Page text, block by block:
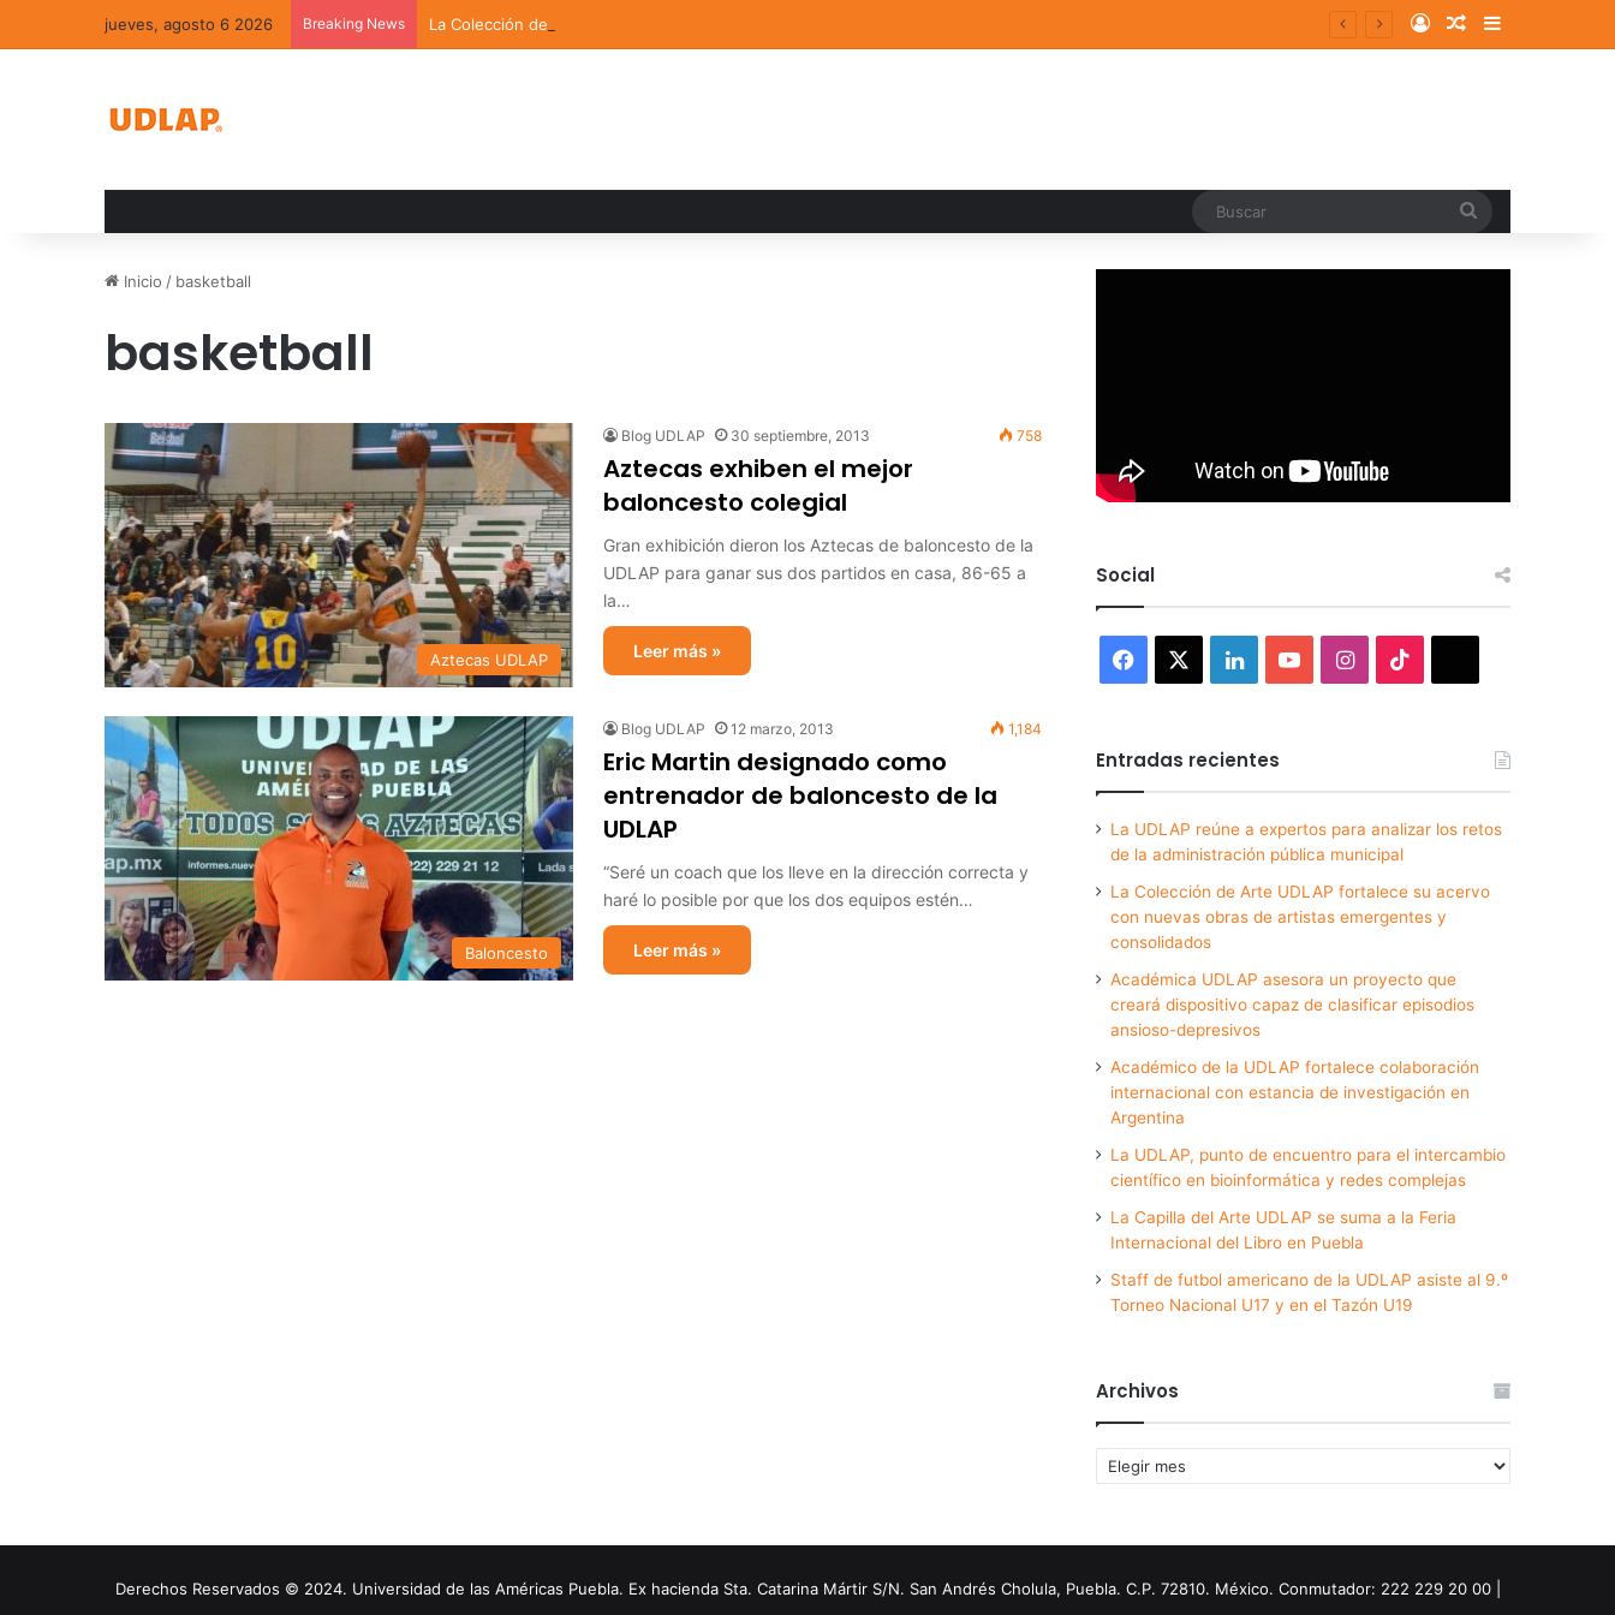
jueves, agosto 6 2026 Breaking News La Colección de Arte UDLAP fortalece su acervo con nuevas obras de artistas emergentes y consolidados Log InRandom Article
Sidebar
Inicio / basketball
basketball
Aztecas UDLAP
Blog UDLAP 30 septiembre, 2013 758
Aztecas exhiben el mejor
baloncesto colegial
Gran exhibición dieron los Aztecas de baloncesto de la
UDLAP para ganar sus dos partidos en casa, 86-65 a
la…
Leer más »
Baloncesto
Blog UDLAP 12 marzo, 2013 1,184
Eric Martin designado como
entrenador de baloncesto de la
UDLAP
“Seré un coach que los lleve en la dirección correcta y
haré lo posible por que los dos equipos estén…
Leer más »
Social
Facebook LinkedInYouTubeInstagram
Entradas recientes
La UDLAP reúne a expertos para analizar los retos
de la administración pública municipal
La Colección de Arte UDLAP fortalece su acervo
con nuevas obras de artistas emergentes y
consolidados
Académica UDLAP asesora un proyecto que
creará dispositivo capaz de clasificar episodios
ansioso-depresivos
Académico de la UDLAP fortalece colaboración
internacional con estancia de investigación en
Argentina
La UDLAP, punto de encuentro para el intercambio
científico en bioinformática y redes complejas
La Capilla del Arte UDLAP se suma a la Feria
Internacional del Libro en Puebla
Staff de futbol americano de la UDLAP asiste al 9.º
Torneo Nacional U17 y en el Tazón U19
Archivos
Archivos
Derechos Reservados © 2024. Universidad de las Américas Puebla. Ex hacienda Sta. Catarina Mártir S/N. San Andrés Cholula, Puebla. C.P. 72810. México. Conmutador: 222 229 20 00 |